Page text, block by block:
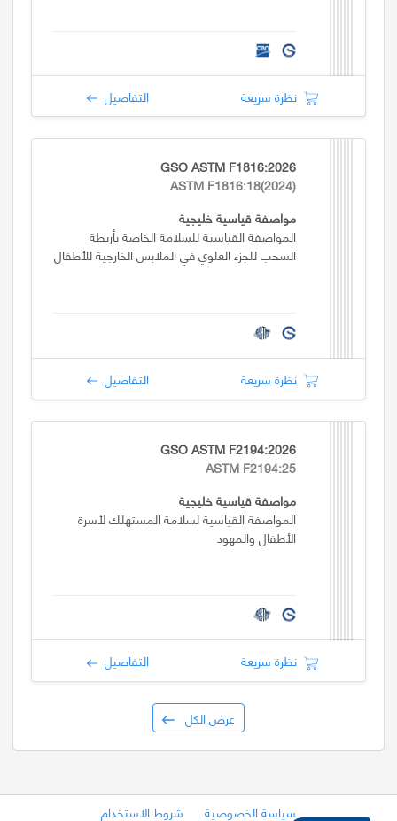
نظرة سريعة التفاصيل
GSO ASTM F1816:2026
ASTM F1816:18(2024)
مواصفة قياسية خليجية
المواصفة القياسية للسلامة الخاصة بأربطة
السحب للجزء العلوي في الملابس الخارجية للأطفال
نظرة سريعة التفاصيل
GSO ASTM F2194:2026
ASTM F2194:25
مواصفة قياسية خليجية
المواصفة القياسية لسلامة المستهلك لأسرة
الأطفال والمهود
نظرة سريعة التفاصيل
عرض الكل
سياسة الخصوصية شروط الاستخدام